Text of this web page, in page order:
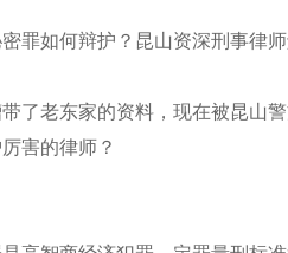
罪如何辩护？昆山资深刑事律
了老东家的资料，现在被昆山
害的律师？